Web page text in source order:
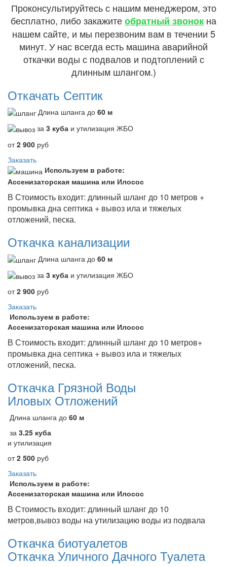
Проконсультируйтесь с нашим менеджером, это
бесплатно, либо закажитеобратный звонок на
нашем сайте, и мы перезвоним вам в течении 5
минут. У нас всегда есть машина аварийной
откачки воды с подвалов и подтоплений с
длинным шлангом.)
Откачать Септик
Длина шланга до 60 м
за 3 куба и утилизация ЖБО
от2 900 руб
Заказать
Используем в работе:
Ассенизаторская машина или Илосос
В Стоимость входит: длинный шланг до 10 метров +
промывка дна септика + вывоз ила и тяжелых
отложений, песка.
Откачка канализации
Длина шланга до 60 м
за 3 куба и утилизация ЖБО
от2 900 руб
Заказать
Используем в работе:
Ассенизаторская машина или Илосос
В Стоимость входит: длинный шланг до 10 метров+
промывка дна септика + вывоз ила и тяжелых
отложений, песка.
Откачка Грязной Воды
Иловых Отложений
Длина шланга до 60 м
за 3.25 куба
и утилизация
от2 500 руб
Заказать
Используем в работе:
Ассенизаторская машина или Илосос
В Стоимость входит: длинный шланг до 10
метров,вывоз воды на утилизацию воды из подвала
Откачка биотуалетов
Откачка Уличного Дачного Туалета